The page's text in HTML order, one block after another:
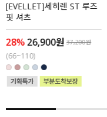
살안타템
110사이즈
플러스핏
[EVELLET]세히렌 ST 루즈
핏 셔츠
28%26,900원 37,200원
(66~110)